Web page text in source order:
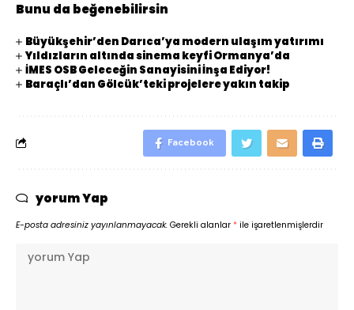
Bunu da beğenebilirsin
Büyükşehir’den Darıca’ya modern ulaşım yatırımı
Yıldızların altında sinema keyfi Ormanya’da
İMES OSB Geleceğin Sanayisini İnşa Ediyor!
Baraçlı’dan Gölcük’teki projelere yakın takip
Facebook
yorum Yap
E-posta adresiniz yayınlanmayacak. Gerekli alanlar * ile işaretlenmişlerdir